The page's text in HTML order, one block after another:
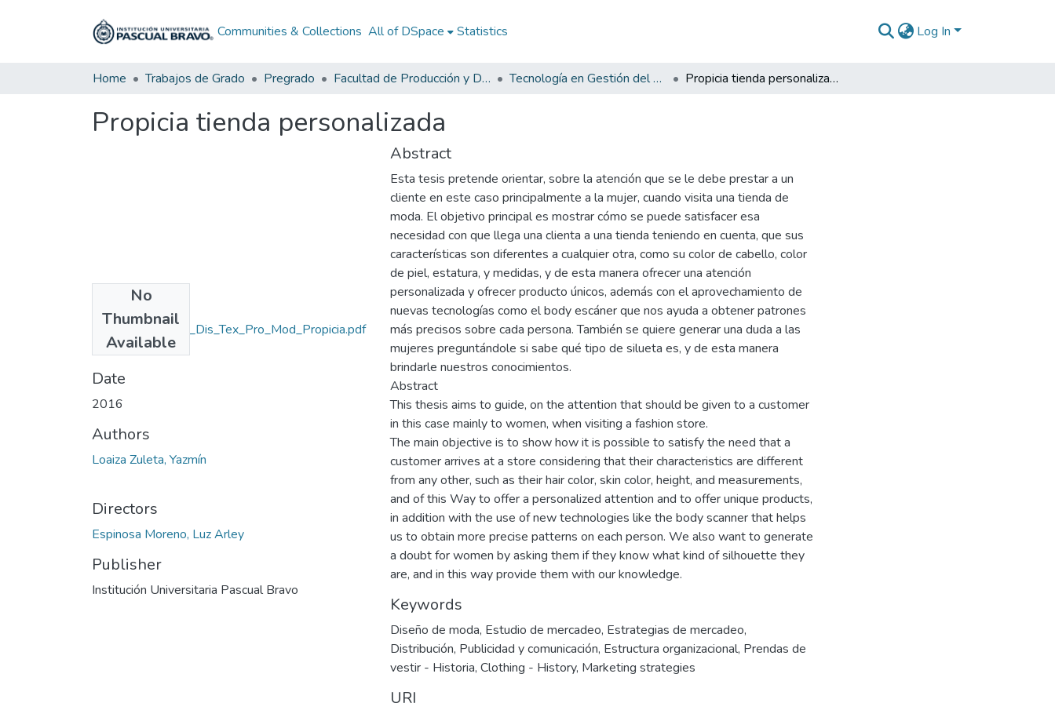
Communities & Collections All of DSpace Statistics Log In
Home Trabajos de Grado Pregrado Facultad de Producción y Diseño Tecnología en Gestión del Diseño Textil y de Moda Propicia tienda personalizada
Propicia tienda personalizada
No
Thumbnail
Available
Rep_IUPB_Tec_Dis_Tex_Pro_Mod_Propicia.pdf
(1.62 MB)
Date
2016
Authors
Loaiza Zuleta, Yazmín
Directors
Espinosa Moreno, Luz Arley
Publisher
Institución Universitaria Pascual Bravo
Abstract
Esta tesis pretende orientar, sobre la atención que se le debe prestar a un
cliente en este caso principalmente a la mujer, cuando visita una tienda de
moda. El objetivo principal es mostrar cómo se puede satisfacer esa
necesidad con que llega una clienta a una tienda teniendo en cuenta, que sus
características son diferentes a cualquier otra, como su color de cabello, color
de piel, estatura, y medidas, y de esta manera ofrecer una atención
personalizada y ofrecer producto únicos, además con el aprovechamiento de
nuevas tecnologías como el body escáner que nos ayuda a obtener patrones
más precisos sobre cada persona. También se quiere generar una duda a las
mujeres preguntándole si sabe qué tipo de silueta es, y de esta manera
brindarle nuestros conocimientos.
Abstract
This thesis aims to guide, on the attention that should be given to a customer
in this case mainly to women, when visiting a fashion store.
The main objective is to show how it is possible to satisfy the need that a
customer arrives at a store considering that their characteristics are different
from any other, such as their hair color, skin color, height, and measurements,
and of this Way to offer a personalized attention and to offer unique products,
in addition with the use of new technologies like the body scanner that helps
us to obtain more precise patterns on each person. We also want to generate
a doubt for women by asking them if they know what kind of silhouette they
are, and in this way provide them with our knowledge.
Keywords
Diseño de moda, Estudio de mercadeo, Estrategias de mercadeo,
Distribución, Publicidad y comunicación, Estructura organizacional, Prendas de
vestir - Historia, Clothing - History, Marketing strategies
URI